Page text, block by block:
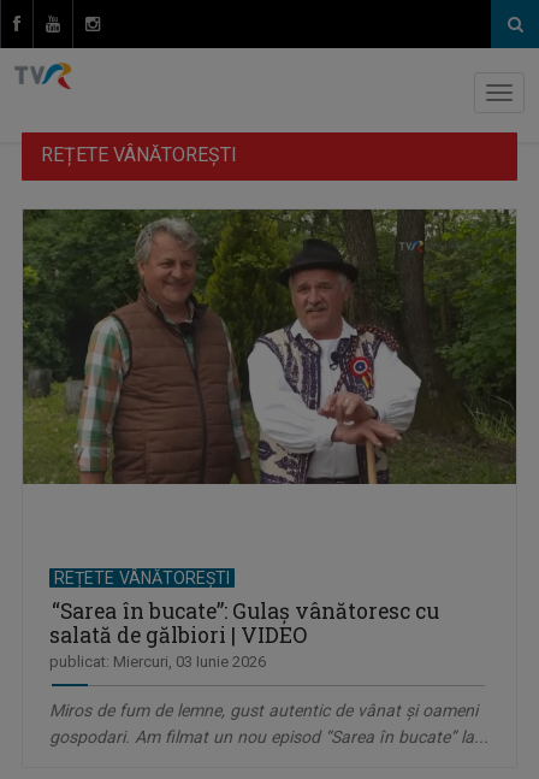
REȚETE VÂNĂTOREȘTI
REȚETE VÂNĂTOREȘTI
“Sarea în bucate”: Gulaș vânătoresc cu
salată de gălbiori | VIDEO
publicat: Miercuri, 03 Iunie 2026
Miros de fum de lemne, gust autentic de vânat și oameni
gospodari. Am filmat un nou episod “Sarea în bucate” la...